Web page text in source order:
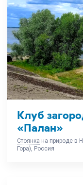
Клуб
«Палан»
Стоянка на природе в
Гора), Россия